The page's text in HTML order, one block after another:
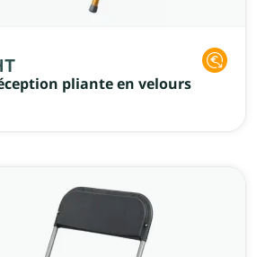
pliante en velours